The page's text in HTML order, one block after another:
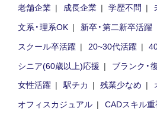
老舗企業
成長企業 学歴不問
文系・理系OK
新卒・第二新卒活躍
スクール卒活躍
20~30代活躍
シニア(60歳以上)応援
ブランク・
女性活躍
駅チカ 残業少なめ
オフィスカジュアル
CADスキル